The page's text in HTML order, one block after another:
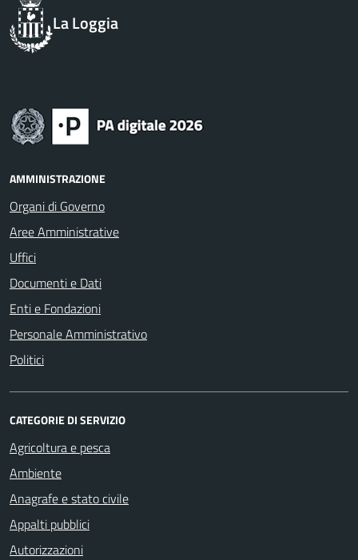
La Loggia
AMMINISTRAZIONE
Organi di Governo
Aree Amministrative
Uffici
Documenti e Dati
Enti e Fondazioni
Personale Amministrativo
Politici
CATEGORIE DI SERVIZIO
Agricoltura e pesca
Ambiente
Anagrafe e stato civile
Appalti pubblici
Autorizzazioni